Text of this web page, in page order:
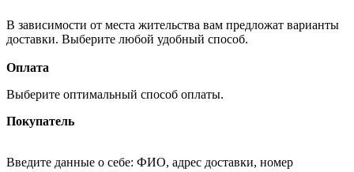
В зависимости от места жительства вам предложат варианты
доставки. Выберите любой удобный способ.
Оплата
Выберите оптимальный способ оплаты.
Покупатель
Введите данные о себе: ФИО, адрес доставки, номер